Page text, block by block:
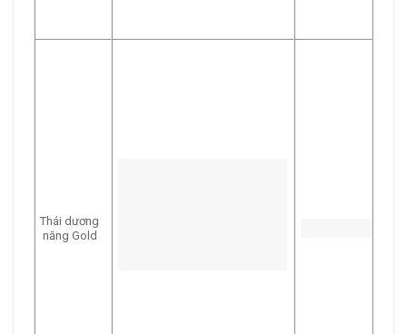
Thái dương
năng Gold